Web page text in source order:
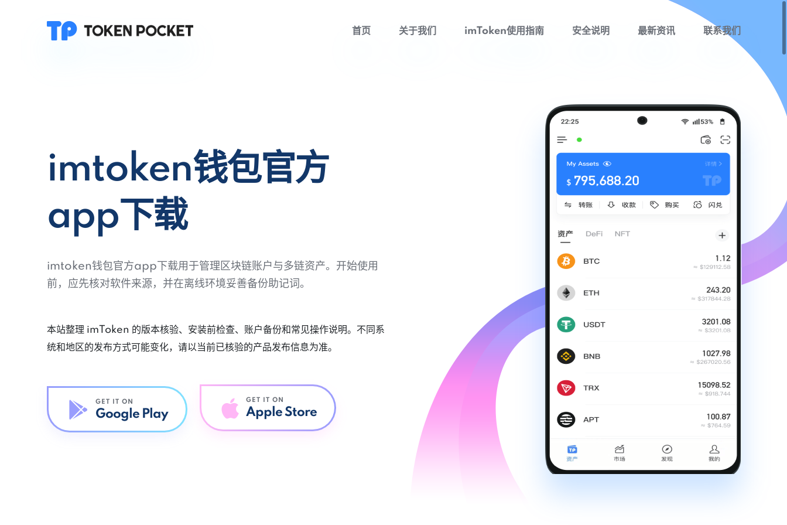
首页 关于我们 imToken使用指南 安全说明 最新资讯 联系我们
imtoken钱包官方
app下载
imtoken钱包官方app下载用于管理区块链账户与多链资产。开始使用
前，应先核对软件来源，并在离线环境妥善备份助记词。
本站整理 imToken 的版本核验、安装前检查、账户备份和常见操作说明。不同系
统和地区的发布方式可能变化，请以当前已核验的产品发布信息为准。
GET IT ON
Google Play
GET IT ON
Apple Store